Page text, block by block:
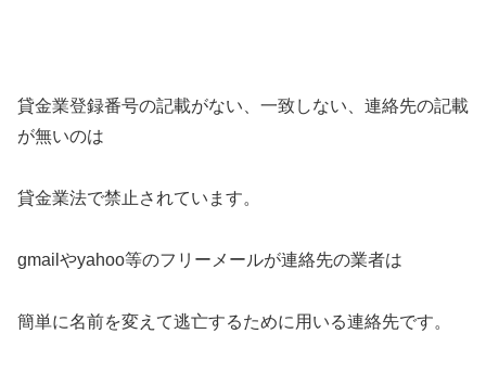
貸金業登録番号の記載がない、一致しない、連絡先の記載
が無いのは
貸金業法で禁止されています。
gmailやyahoo等のフリーメールが連絡先の業者は
簡単に名前を変えて逃亡するために用いる連絡先です。